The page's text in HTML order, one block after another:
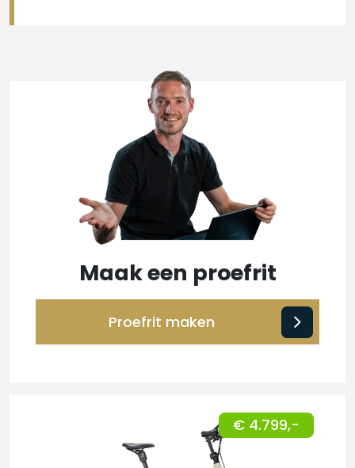
Maak een proefrit
Proefrit maken
€ 4.799,-